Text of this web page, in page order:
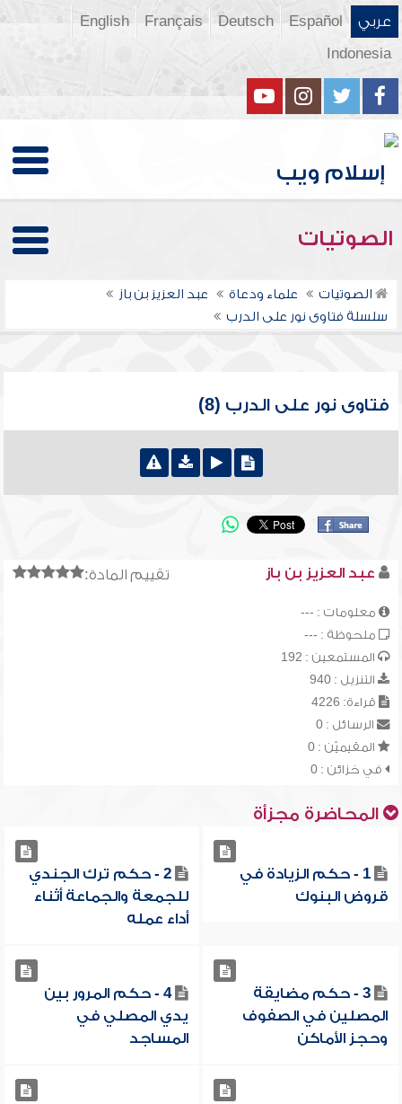
عربي Español
Deutsch
Français
English
Indonesia
الصوتيات
الصوتيات علماء ودعاة
عبد العزيز بن باز
سلسلة فتاوى نور على الدرب
فتاوى نور على الدرب (8)
تقييم المادة: عبد العزيز بن باز
معلومات : ---
ملحوظة : ---
المستمعين : 192
التنزيل : 940
قراءة: 4226
الرسائل : 0
المقيميّن : 0
في خزائن : 0
المحاضرة مجزأة
1 - حكم الزيادة في
قروض البنوك
2 - حكم ترك الجندي
للجمعة والجماعة أثناء
أداء عمله
3 - حكم مضايقة
المصلين في الصفوف
وحجز الأماكن
4 - حكم المرور بين
يدي المصلي في
المساجد